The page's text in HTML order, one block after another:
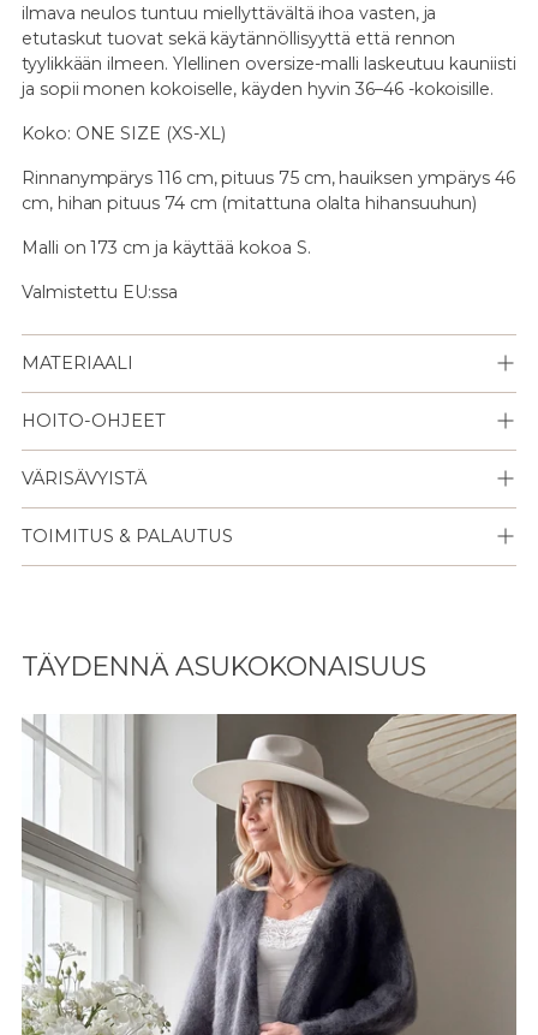
ilmava neulos tuntuu miellyttävältä ihoa vasten, ja
etutaskut tuovat sekä käytännöllisyyttä että rennon
tyylikkään ilmeen. Ylellinen oversize-malli laskeutuu kauniisti
ja sopii monen kokoiselle, käyden hyvin 36–46 -kokoisille.
Koko: ONE SIZE (XS-XL)
Rinnanympärys 116 cm, pituus 75 cm, hauiksen ympärys 46
cm, hihan pituus 74 cm (mitattuna olalta hihansuuhun)
Malli on 173 cm ja käyttää kokoa S.
Valmistettu EU:ssa
MATERIAALI
HOITO-OHJEET
VÄRISÄVYISTÄ
TOIMITUS & PALAUTUS
ostoskoriisi
TÄYDENNÄ ASUKOKONAISUUS